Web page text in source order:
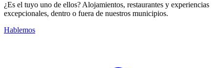
¿Es el tuyo uno de ellos? Alojamientos, restaurantes y experiencias
excepcionales, dentro o fuera de nuestros municipios.
Hablemos